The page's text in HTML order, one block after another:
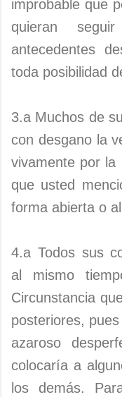
improbable que
quieran
antecedentes
toda posibilidad
3.a Muchos de
con desgano la
vivamente por la
que usted
forma abierta o
4.a Todos sus
al mismo
Circunstancia
posteriores,
azaroso
colocaría a
los demás.